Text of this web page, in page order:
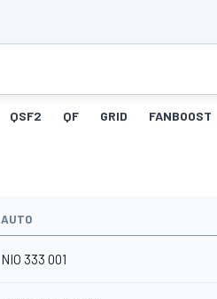
QSF2 QF GRID FANBOOST
AUTO
NIO 333 001